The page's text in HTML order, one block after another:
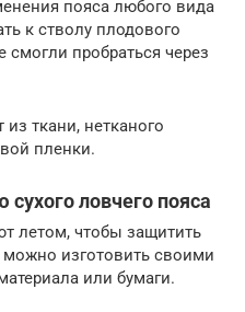
пояса любого вида
к стволу плодового
смогли пробраться через
ткани, нетканого
пленки.
ловчего пояса
летом, чтобы защитить
изготовить своими
или бумаги.